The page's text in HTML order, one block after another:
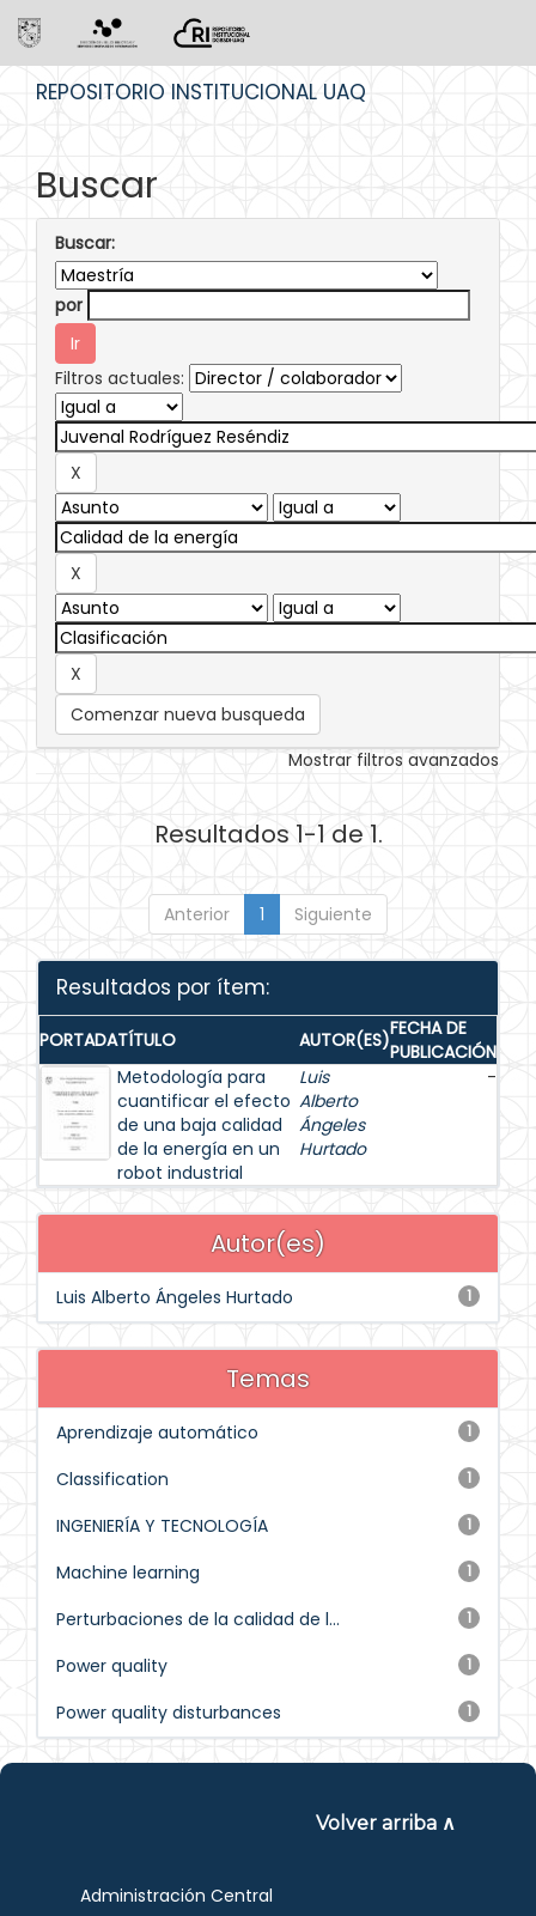
REPOSITORIO INSTITUCIONAL UAQ
Buscar
Buscar:
por
Filtros actuales:
Comenzar nueva busqueda
Mostrar filtros avanzados
Resultados 1-1 de 1.
Anterior 1 Siguiente
Resultados por ítem:
PORTADATÍTULO AUTOR(ES)FECHA DE
PUBLICACIÓN
Metodología para
cuantificar el efecto
de una baja calidad
de la energía en un
robot industrial
Luis
Alberto
Ángeles
Hurtado
-
Autor(es)
1
Luis Alberto Ángeles Hurtado
Temas
1
Aprendizaje automático
1
Classification
1
INGENIERÍA Y TECNOLOGÍA
1
Machine learning
1
Perturbaciones de la calidad de l...
1
Power quality
1
Power quality disturbances
Volver arriba ∧
Administración Central